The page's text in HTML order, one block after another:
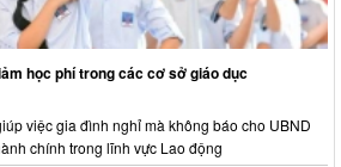
học phí trong các cơ sở giáo dục
việc gia đình nghỉ mà không báo cho UBND
chính trong lĩnh vực Lao động